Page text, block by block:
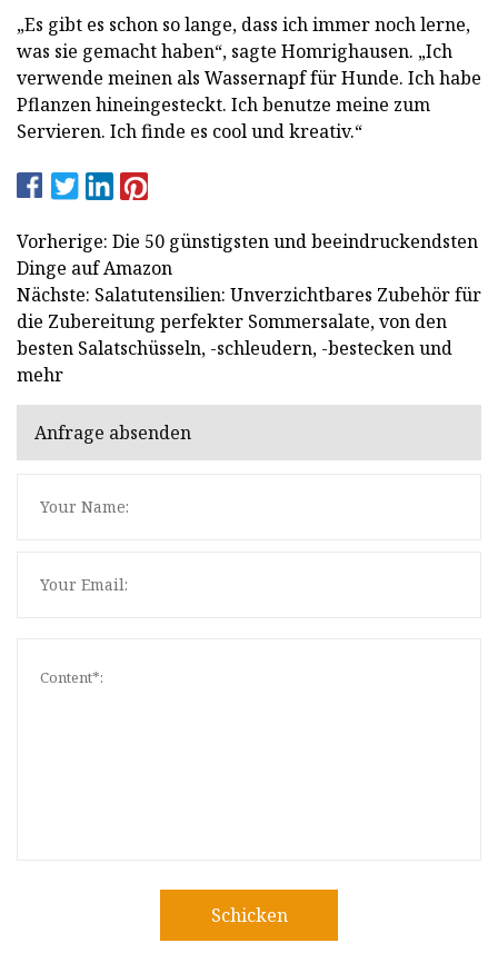
„Es gibt es schon so lange, dass ich immer noch lerne,
was sie gemacht haben“, sagte Homrighausen. „Ich
verwende meinen als Wassernapf für Hunde. Ich habe
Pflanzen hineingesteckt. Ich benutze meine zum
Servieren. Ich finde es cool und kreativ.“
Vorherige: Die 50 günstigsten und beeindruckendsten
Dinge auf Amazon
Nächste: Salatutensilien: Unverzichtbares Zubehör für
die Zubereitung perfekter Sommersalate, von den
besten Salatschüsseln, -schleudern, -bestecken und
mehr
Anfrage absenden
Schicken